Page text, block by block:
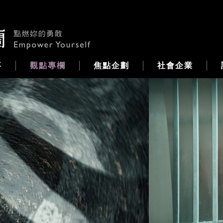
觀點專欄 焦點企劃 社會企業